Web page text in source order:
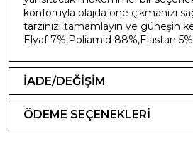
konforuyla plajda öne çıkmanızı
tarzınızı tamamlayın ve güneşin
Elyaf 7%,Poliamid 88%,Elastan 5%
İADE/DEĞİŞİM
ÖDEME SEÇENEKLERİ